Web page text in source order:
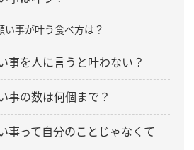
い事が叶う食べ方は？
事を人に言うと叶わない？
事の数は何個まで？
事って自分のことじゃなくて